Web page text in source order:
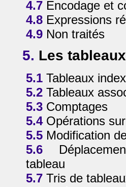
4.7 Encodage et
4.8 Expressions
4.9 Non traités
5. Les tableaux
5.1 Tableaux
5.2 Tableaux
5.3 Comptages
5.4Opérations
5.5 Modification
5.6
tableau
5.7 Tris de